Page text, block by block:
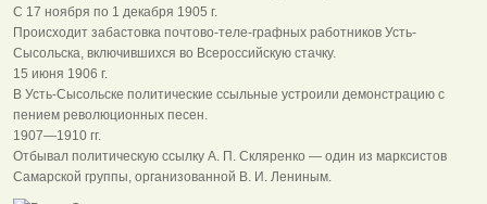
С 17 ноября по 1 декабря 1905 г.
Происходит забастовка почтово-теле-графных работников Усть-
Сысольска, включившихся во Всероссийскую стачку.
15 июня 1906 г.
В Усть-Сысольске политические ссыльные устроили демонстрацию с
пением революционных песен.
1907—1910 гг.
Отбывал политическую ссылку А. П. Скляренко — один из марксистов
Самарской группы, организованной В. И. Лениным.